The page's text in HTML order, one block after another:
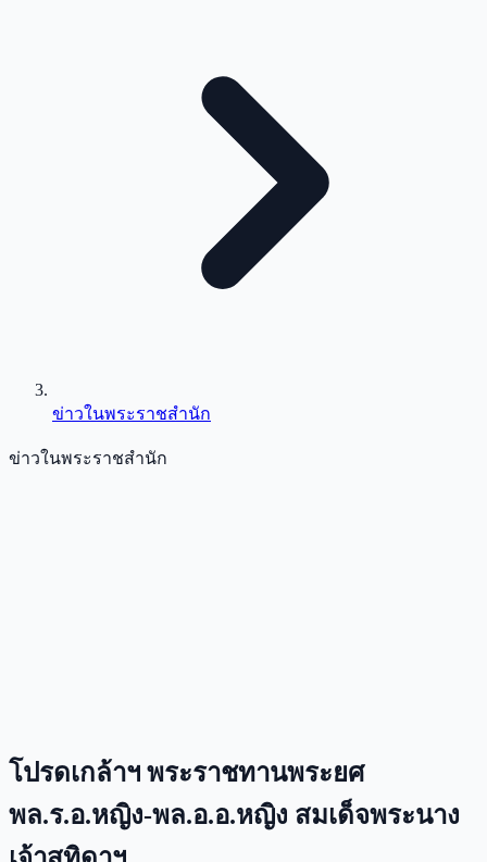
ข่าวในพระราชสำนัก
ข่าวในพระราชสำนัก
โปรดเกล้าฯ พระราชทานพระยศ
พล.ร.อ.หญิง-พล.อ.อ.หญิง สมเด็จพระนาง